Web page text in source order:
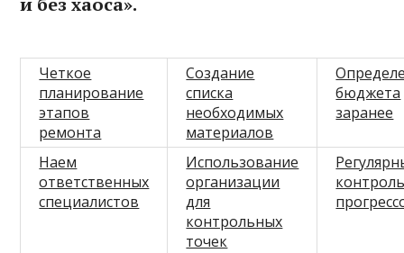
Четкое
планирование
этапов
ремонта
Создание
списка
необходимых
материалов
бюджета
заранее
Наем
ответственных
специалистов
Использование
организации
для
контрольных
точек